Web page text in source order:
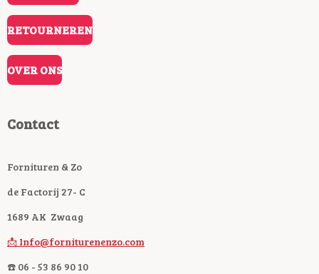
RETOURNEREN
OVER ONS
Contact
Fornituren & Zo
de Factorij 27- C
1689 AK Zwaag
📩 Info@forniturenenzo.com
☎️ 06 - 53 86 90 10